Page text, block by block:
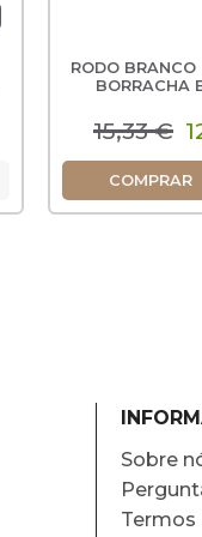
RODO
BORRACHA
15,33 €
COMPRAR
Sobre
Termos